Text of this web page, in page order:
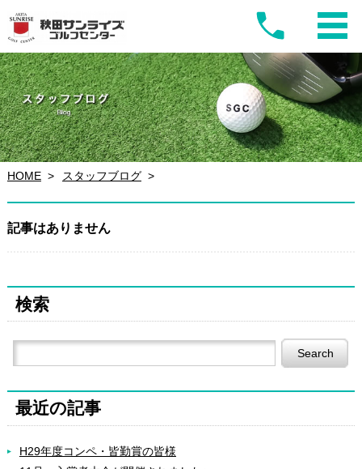
HOME スタッフブログ
記事はありません
検索
最近の記事
H29年度コンペ・皆勤賞の皆様